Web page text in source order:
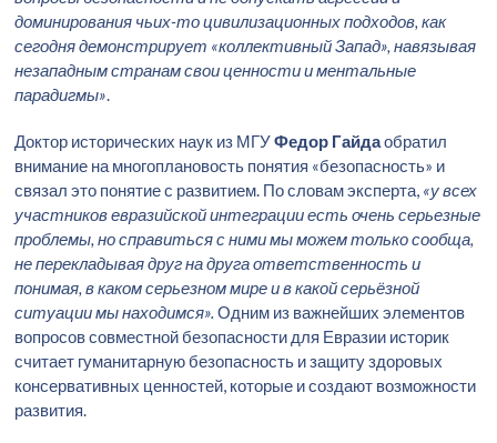
доминирования чьих-то цивилизационных подходов, как
сегодня демонстрирует «коллективный Запад», навязывая
незападным странам свои ценности и ментальные
парадигмы».
Доктор исторических наук из МГУФедор Гайдаобратил
внимание на многоплановость понятия «безопасность» и
связал это понятие с развитием. По словам эксперта, «у всех
участников евразийской интеграции есть очень серьезные
проблемы, но справиться с ними мы можем только сообща,
не перекладывая друг на друга ответственность и
понимая, в каком серьезном мире и в какой серьёзной
ситуации мы находимся». Одним из важнейших элементов
вопросов совместной безопасности для Евразии историк
считает гуманитарную безопасность и защиту здоровых
консервативных ценностей, которые и создают возможности
развития.